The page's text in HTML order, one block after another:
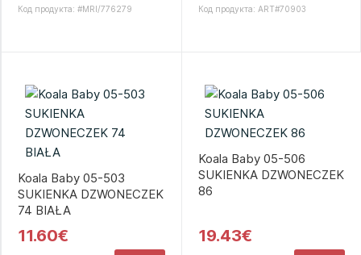
Код продукта: #MRI/776279 Код продукта: ART#70903
Koala Baby 05-503
SUKIENKA DZWONECZEK
74 BIAŁA
11.60€
Koala Baby 05-506
SUKIENKA DZWONECZEK
86
19.43€